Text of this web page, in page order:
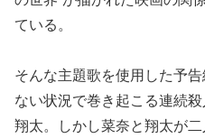
ている。
そんな主題歌を使用した予
ない状況で巻き起こる連続
翔太。しかし菜奈と翔太が